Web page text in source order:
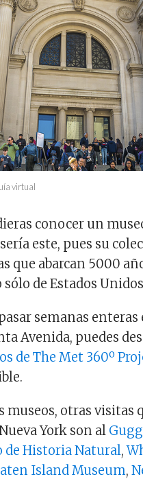
virtual
conocer un
este, pues su
que abarcan 5000
de Estados
semanas
Avenida, puedes
de The Met 360º
museos, otras visitas
York son al
de Historia Natural ,
Island Museum,